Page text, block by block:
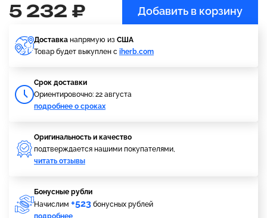
5 232 ₽ Добавить в корзину
Доставка напрямую из США
Товар будет выкуплен с iherb.com
Cрок доставки
Ориентировочно: 22 августа
подробнее о сроках
Оригинальность и качество
подтверждается нашими покупателями,
читать отзывы
Бонусные рубли
Начислим +523 бонусных рублей
подробнее